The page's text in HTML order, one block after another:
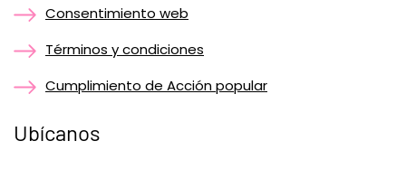
Consentimiento web
Términos y condiciones
Cumplimiento de Acción popular
Ubícanos